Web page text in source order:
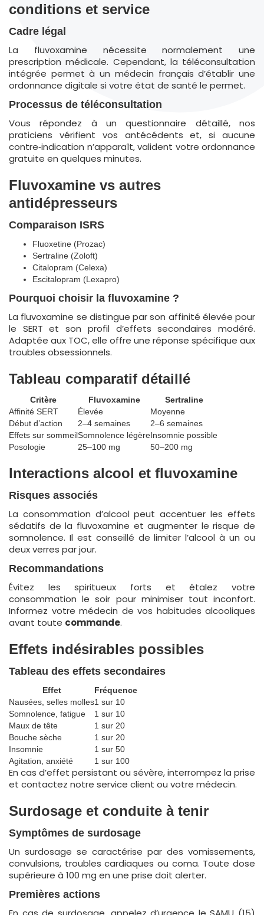
conditions et service
Cadre légal
La fluvoxamine nécessite normalement une
prescription médicale. Cependant, la téléconsultation
intégrée permet à un médecin français d’établir une
ordonnance digitale si votre état de santé le permet.
Processus de téléconsultation
Vous répondez à un questionnaire détaillé, nos
praticiens vérifient vos antécédents et, si aucune
contre‐indication n’apparaît, valident votre ordonnance
gratuite en quelques minutes.
Fluvoxamine vs autres
antidépresseurs
Comparaison ISRS
Fluoxetine (Prozac)
Sertraline (Zoloft)
Citalopram (Celexa)
Escitalopram (Lexapro)
Pourquoi choisir la fluvoxamine ?
La fluvoxamine se distingue par son affinité élevée pour
le SERT et son profil d’effets secondaires modéré.
Adaptée aux TOC, elle offre une réponse spécifique aux
troubles obsessionnels.
Tableau comparatif détaillé
Critère Fluvoxamine
Sertraline
Affinité SERT
Élevée
Moyenne
Début d’action
2–4 semaines
2–6 semaines
Effets sur sommeilSomnolence légèreInsomnie possible
Posologie
25–100 mg 50–200 mg
Interactions alcool et fluvoxamine
Risques associés
La consommation d’alcool peut accentuer les effets
sédatifs de la fluvoxamine et augmenter le risque de
somnolence. Il est conseillé de limiter l’alcool à un ou
deux verres par jour.
Recommandations
Évitez les spiritueux forts et étalez votre
consommation le soir pour minimiser tout inconfort.
Informez votre médecin de vos habitudes alcooliques
avant toute commande.
Effets indésirables possibles
Tableau des effets secondaires
Effet
Fréquence
Nausées, selles molles1 sur 10
Somnolence, fatigue
1 sur 10
Maux de tête
1 sur 20
Bouche sèche
1 sur 20
Insomnie
1 sur 50
Agitation, anxiété
1 sur 100
En cas d’effet persistant ou sévère, interrompez la prise
et contactez notre service client ou votre médecin.
Surdosage et conduite à tenir
Symptômes de surdosage
Un surdosage se caractérise par des vomissements,
convulsions, troubles cardiaques ou coma. Toute dose
supérieure à 100 mg en une prise doit alerter.
Premières actions